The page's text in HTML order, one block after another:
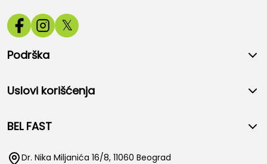
𝕏
Podrška
Uslovi korišćenja
BEL FAST
Dr. Nika Miljanića 16/8, 11060 Beograd